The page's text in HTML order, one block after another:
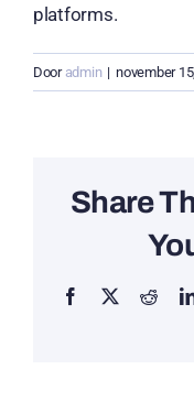
platforms.
Door admin | november
Share
Facebook
X